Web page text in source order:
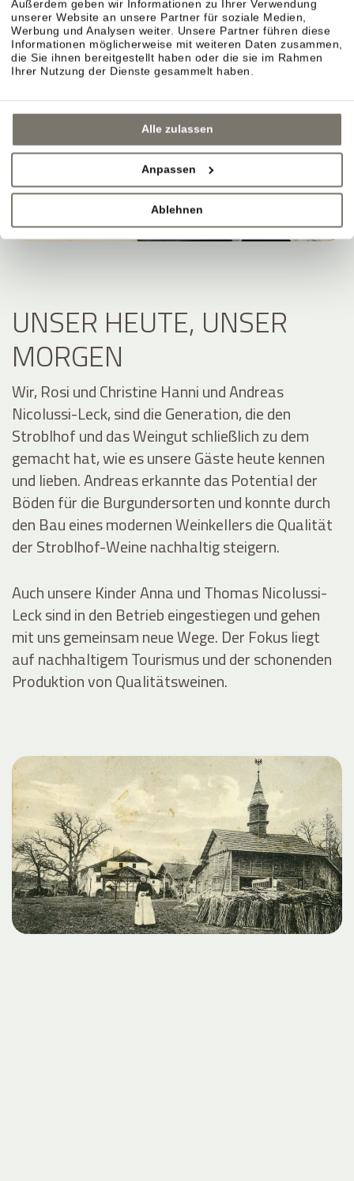
Außerdem geben wir Informationen zu Ihrer Verwendung
unserer Website an unsere Partner für soziale Medien,
Werbung und Analysen weiter. Unsere Partner führen diese
Informationen möglicherweise mit weiteren Daten zusammen,
die Sie ihnen bereitgestellt haben oder die sie im Rahmen
Ihrer Nutzung der Dienste gesammelt haben.
Alle zulassen
Anpassen
Ablehnen
UNSER HEUTE, UNSER
MORGEN
Wir, Rosi und Christine Hanni und Andreas
Nicolussi-Leck, sind die Generation, die den
Stroblhof und das Weingut schließlich zu dem
gemacht hat, wie es unsere Gäste heute kennen
und lieben. Andreas erkannte das Potential der
Böden für die Burgundersorten und konnte durch
den Bau eines modernen Weinkellers die Qualität
der Stroblhof-Weine nachhaltig steigern.
Auch unsere Kinder Anna und Thomas Nicolussi-
Leck sind in den Betrieb eingestiegen und gehen
mit uns gemeinsam neue Wege. Der Fokus liegt
auf nachhaltigem Tourismus und der schonenden
Produktion von Qualitätsweinen.